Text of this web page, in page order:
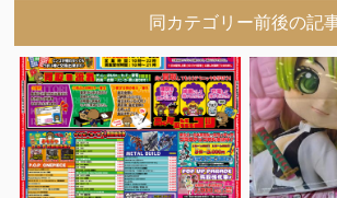
同カテゴリー前後の記